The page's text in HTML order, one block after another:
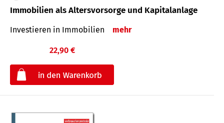
Immobilien als Altersvorsorge und Kapitalanlage
Investieren in Immobilien mehr
22,90 €